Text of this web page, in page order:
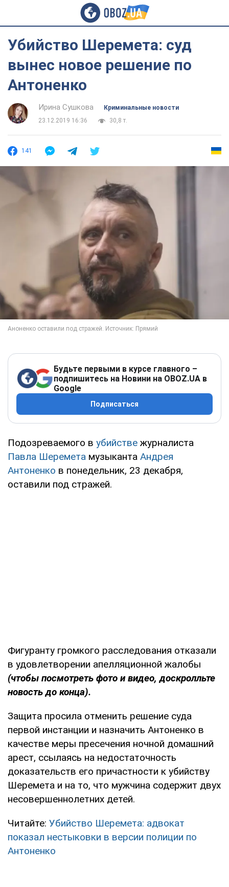
Убийство Шеремета: суд
вынес новое решение по
Антоненко
Ирина Сушкова
Криминальные новости
23.12.2019 16:36
30,8 т.
141
Будьте первыми в курсе главного –
подпишитесь на Новини на OBOZ.UA в
Google
Подписаться
Подозреваемого в убийстве журналиста
Павла Шеремета музыканта Андрея
Антоненко в понедельник, 23 декабря,
оставили под стражей.
Фигуранту громкого расследования отказали
в удовлетворении апелляционной жалобы
(чтобы посмотреть фото и видео, доскролльте
новость до конца).
Защита просила отменить решение суда
первой инстанции и назначить Антоненко в
качестве меры пресечения ночной домашний
арест, ссылаясь на недостаточность
доказательств его причастности к убийству
Шеремета и на то, что мужчина содержит двух
несовершеннолетних детей.
Читайте: Убийство Шеремета: адвокат
показал нестыковки в версии полиции по
Антоненко